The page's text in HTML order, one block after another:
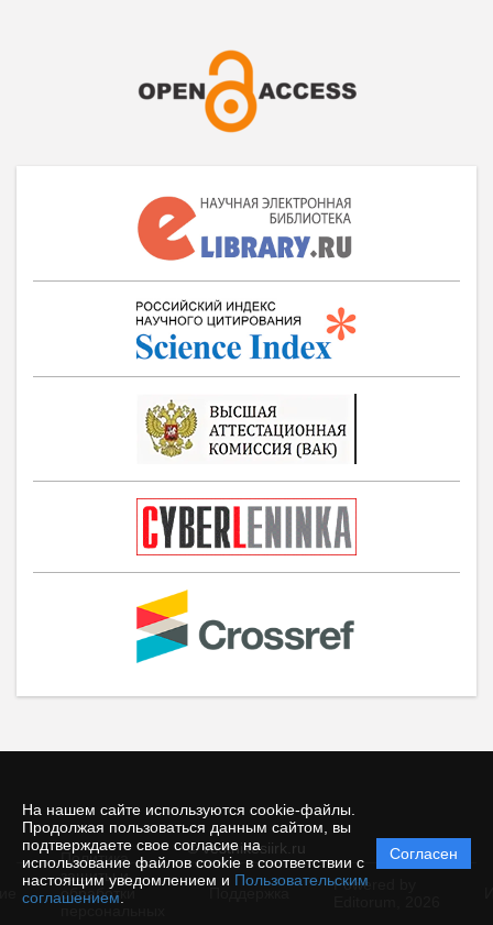
На нашем сайте используются cookie-файлы.
Продолжая пользоваться данным сайтом, вы
подтверждаете свое согласие на
использование файлов cookie в соответствии с
настоящим уведомлением и Пользовательским
соглашением
Согласен
© vestnikesiirk.ru
Политика
защиты и
обработки
Powered by